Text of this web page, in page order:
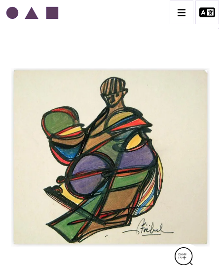
EDGAR STOËBEL
BIOGRAPHIE
CATALOGUE DES OEUVRES
CONTACT